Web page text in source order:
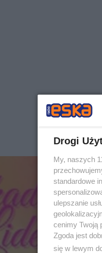
Drogi
My, naszych
standardowe
ulepszanie
cenimy Twoją
Zgoda jest
się w lewym